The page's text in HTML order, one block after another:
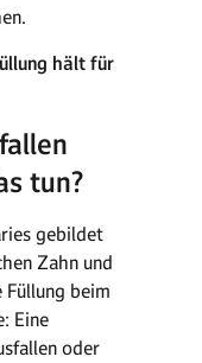
hält für
tun?
gebildet
Zahn und
beim
Eine
oder